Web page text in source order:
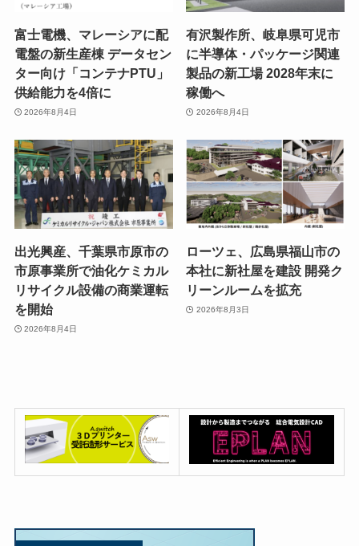
富士電機、マレーシアに配
電盤の新生産棟 データセン
ター向け「コンテナPTU」
供給能力を4倍に
2026年8月4日
有沢製作所、岐阜県可児市
に半導体・パッケージ関連
製品の新工場 2028年末に
稼働へ
2026年8月4日
出光興産、千葉県市原市の
市原事業所で油化ケミカル
リサイクル設備の商業運転
を開始
2026年8月4日
ローツェ、広島県福山市の
本社に新社屋を建設 開発ク
リーンルームを拡充
2026年8月3日